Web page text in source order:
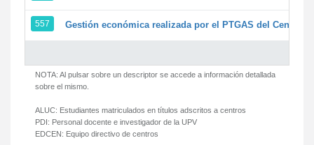
557 Gestión económica realizada por el PTGAS del Centro
NOTA: Al pulsar sobre un descriptor se accede a información detallada
sobre el mismo.
ALUC: Estudiantes matriculados en títulos adscritos a centros
PDI: Personal docente e investigador de la UPV
EDCEN: Equipo directivo de centros